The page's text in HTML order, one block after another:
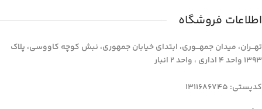
اطلاعات فروشگاه
تهـــران، میدان جمهـــوری، ابتدای خیابان جمهوری، نبش کوچه کاووسی، پلاک
1393 واحد 4 اداری ، واحد 2 انبار
کدپستی: 1311686745